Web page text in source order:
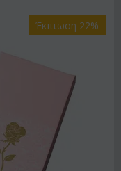
Έκπτωση 22%